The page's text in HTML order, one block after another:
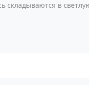
складываются в